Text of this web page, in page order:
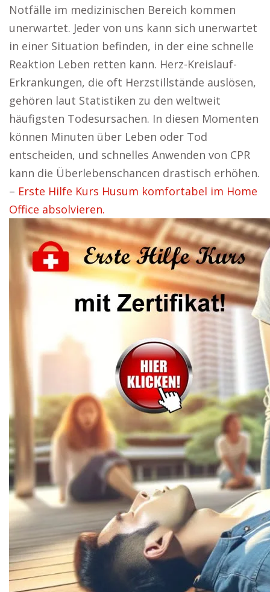
Notfälle im medizinischen Bereich kommen
unerwartet. Jeder von uns kann sich unerwartet
in einer Situation befinden, in der eine schnelle
Reaktion Leben retten kann. Herz-Kreislauf-
Erkrankungen, die oft Herzstillstände auslösen,
gehören laut Statistiken zu den weltweit
häufigsten Todesursachen. In diesen Momenten
können Minuten über Leben oder Tod
entscheiden, und schnelles Anwenden von CPR
kann die Überlebenschancen drastisch erhöhen.
– Erste Hilfe Kurs Husum komfortabel im Home
Office absolvieren.